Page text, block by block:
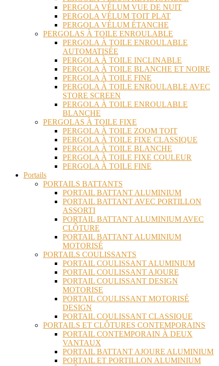
PERGOLA VÉLUM VUE DE NUIT
PERGOLA VÉLUM TOIT PLAT
PERGOLA VÉLUM ÉTANCHE
PERGOLAS À TOILE ENROULABLE
PERGOLA À TOILE ENROULABLE
AUTOMATISÉE
PERGOLA À TOILE INCLINABLE
PERGOLA À TOILE BLANCHE ET NOIRE
PERGOLA À TOILE FINE
PERGOLA À TOILE ENROULABLE AVEC
STORE SCREEN
PERGOLA À TOILE ENROULABLE
BLANCHE
PERGOLAS À TOILE FIXE
PERGOLA À TOILE ZOOM TOIT
PERGOLA À TOILE FIXE CLASSIQUE
PERGOLA À TOILE BLANCHE
PERGOLA À TOILE FIXE COULEUR
PERGOLA À TOILE FINE
Portails
PORTAILS BATTANTS
PORTAIL BATTANT ALUMINIUM
PORTAIL BATTANT AVEC PORTILLON
ASSORTI
PORTAIL BATTANT ALUMINIUM AVEC
CLÔTURE
PORTAIL BATTANT ALUMINIUM
MOTORISÉ
PORTAILS COULISSANTS
PORTAIL COULISSANT ALUMINIUM
PORTAIL COULISSANT AJOURE
PORTAIL COULISSANT DESIGN
MOTORISE
PORTAIL COULISSANT MOTORISÉ
DESIGN
PORTAIL COULISSANT CLASSIQUE
PORTAILS ET CLÔTURES CONTEMPORAINS
PORTAIL CONTEMPORAIN À DEUX
VANTAUX
PORTAIL BATTANT AJOURE ALUMINIUM
PORTAIL ET PORTILLON ALUMINIUM